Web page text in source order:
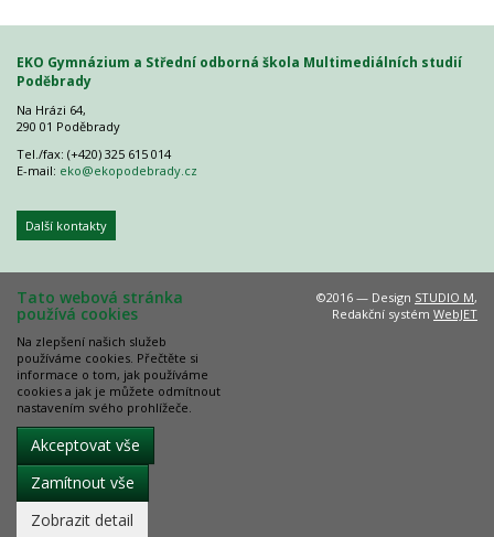
EKO Gymnázium a Střední odborná škola Multimediálních studií
Poděbrady
Na Hrázi 64,
290 01 Poděbrady
Tel./fax: (+420) 325 615 014
E-mail: eko@ekopodebrady.cz
Další kontakty
Tato webová stránka
používá cookies
Na zlepšení našich služeb
používáme cookies. Přečtěte si
informace o tom, jak používáme
cookies a jak je můžete odmítnout
nastavením svého prohlížeče.
Akceptovat vše
Zamítnout vše
Zobrazit detail
©2016 — Design STUDIO M,
Redakční systém WebJET